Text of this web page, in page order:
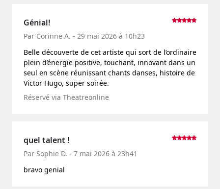
Génial!
Par Corinne A. - 29 mai 2026 à 10h23
Belle découverte de cet artiste qui sort de l’ordinaire
plein d’énergie positive, touchant, innovant dans un
seul en scène réunissant chants danses, histoire de
Victor Hugo, super soirée.
Réservé via Theatreonline
quel talent !
Par Sophie D. - 7 mai 2026 à 23h41
bravo genial